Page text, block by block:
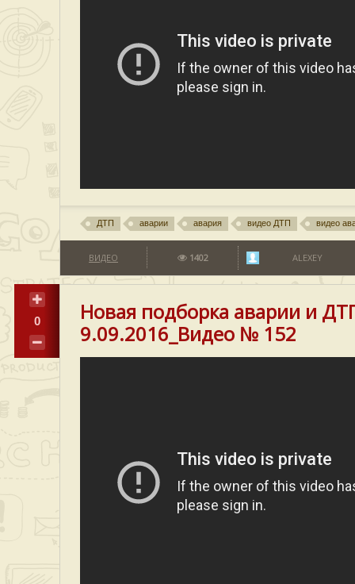
ДТП аварии авария видео ДТП видео
ВИДЕО 1402 ALEXEY
0
Новая подборка аварии и
9.09.2016_Видео № 152